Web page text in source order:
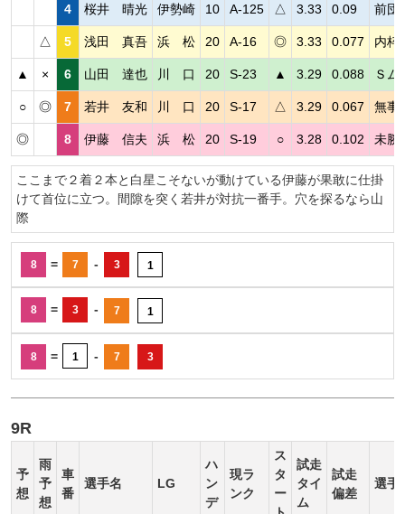
4 桜井 晴光 伊勢崎 10 A-125 △ 3.33 0.09 前団
△ 5 浅田 真吾 浜 松 20 A-16 ◎ 3.33 0.077 内枠
▲ × 6 山田 達也 川 口 20 S-23 ▲ 3.29 0.088 Ｓム
○ ◎ 7 若井 友和 川 口 20 S-17 △ 3.29 0.067 無事
◎ 8 伊藤 信夫 浜 松 20 S-19 ○ 3.28 0.102 未勝
ここまで２着２本と白星こそないが動けている伊藤が果敢に仕掛
けて首位に立つ。間隙を突く若井が対抗一番手。穴を探るなら山
際
8 = 7 - 3 1
8 = 3 - 7 1
8 = 1 - 7 3
9R
予
想
雨
予
想
車
番
選手名 LG
ハ
ン
デ
現ラ
ンク
ス
タ
ー
試走
タイ
ム
試走
偏差
選手